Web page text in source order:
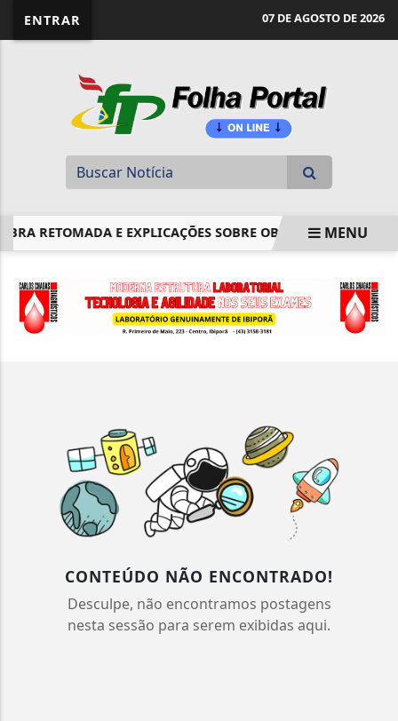
ENTRAR 07 DE AGOSTO DE 2026
RETOMADA E EXPLICAÇÕES SOBRE OBRA PARALISADA
MENU
CONTEÚDO NÃO ENCONTRADO!
Desculpe, não encontramos postagens
nesta sessão para serem exibidas aqui.